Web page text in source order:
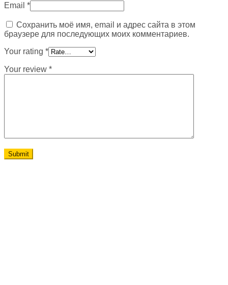
Email *
Сохранить моё имя, email и адрес сайта в этом
браузере для последующих моих комментариев.
Your rating *
Your review *